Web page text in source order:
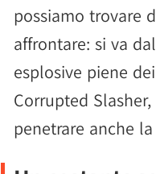
possiamo trovare
affrontare: si va
esplosive piene
Corrupted
penetrare anche